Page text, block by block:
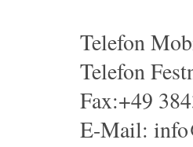
Telefon
Telefon
Fax:+49
E-Mail: